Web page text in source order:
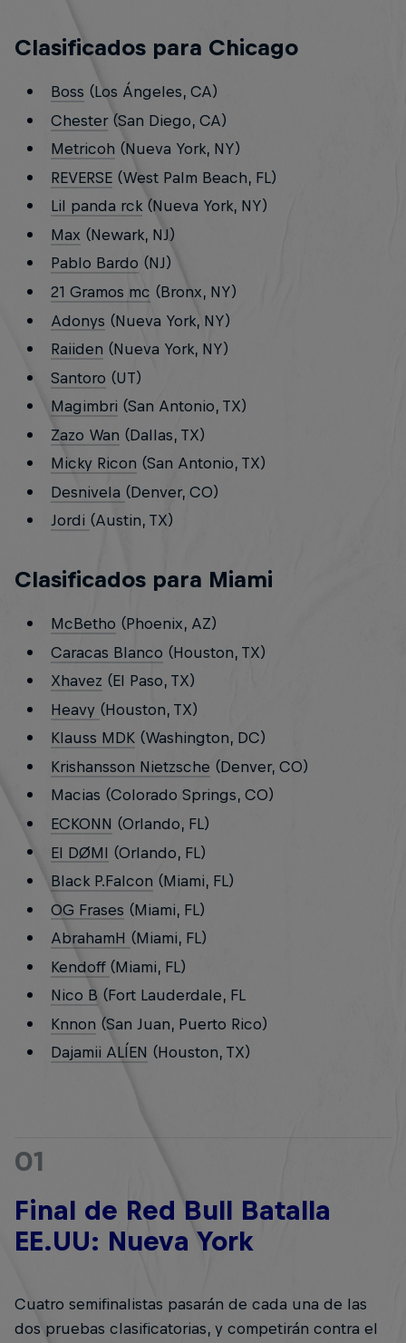
Clasificados para Chicago
Boss (Los Ángeles, CA)
Chester(San Diego, CA)
Metricoh (Nueva York, NY)
REVERSE(West Palm Beach, FL)
Lil panda rck(Nueva York, NY)
Max (Newark, NJ)
Pablo Bardo (NJ)
21 Gramos mc (Bronx, NY)
Adonys (Nueva York, NY)
Raiiden (Nueva York, NY)
Santoro (UT)
Magimbri (San Antonio, TX)
Zazo Wan (Dallas, TX)
Micky Ricon (San Antonio, TX)
Desnivela (Denver, CO)
Jordi (Austin, TX)
Clasificados para Miami
McBetho (Phoenix, AZ)
Caracas Blanco (Houston, TX)
Xhavez (El Paso, TX)
Heavy (Houston, TX)
Klauss MDK(Washington, DC)
Krishansson Nietzsche (Denver, CO)
Macias (Colorado Springs, CO)
ECKONN (Orlando, FL)
El DØMI (Orlando, FL)
Black P.Falcon (Miami, FL)
OG Frases (Miami, FL)
AbrahamH (Miami, FL)
Kendoff (Miami, FL)
Nico B (Fort Lauderdale, FL
Knnon (San Juan, Puerto Rico)
Dajamii ALÍEN (Houston, TX)
01
Final de Red Bull Batalla
EE.UU: Nueva York
Cuatro semifinalistas pasarán de cada una de las
dos pruebas clasificatorias, y competirán contra el